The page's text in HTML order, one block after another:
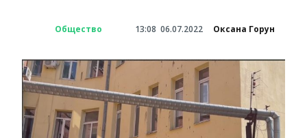
Общество 13:08 06.07.2022 Оксана Горун